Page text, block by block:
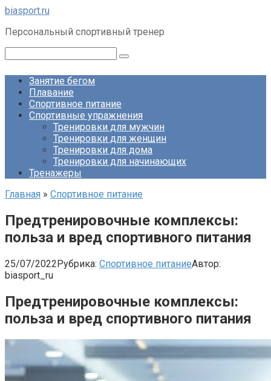
Перейти
контенту
biasport.ru
Персональный спортивный тренер
Занятие бегом
Плавание
Спортивное питание
Спортивные упражнения
Тренировки для мужчин
Тренировки для женщин
Тренировки для дома
Тренировки для начинающих
Тренажеры
Главная » Спортивное питание
Предтренировочные комплексы:
польза и вред спортивного питания
25/07/2022Рубрика: Спортивное питаниеАвтор:
biasport_ru
Предтренировочные комплексы:
польза и вред спортивного питания